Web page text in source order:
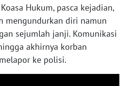
Hukum, pasca kejadian,
mengundurkan diri namun
sejumlah janji. Komunikasi
akhirnya korban
ke polisi.